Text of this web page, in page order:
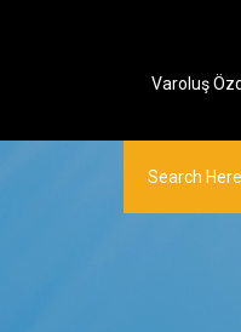
Varoluş